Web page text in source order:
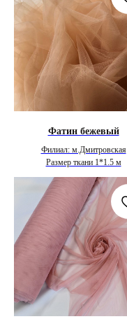
Фатин бежевый
Филиал: м.Дмитровская
Размер ткани 1*1.5 м